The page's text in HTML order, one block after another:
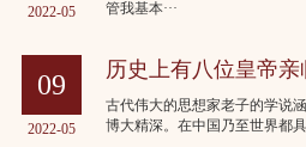
2022-05
管我基本···
09
2022-05
历史上有八位皇帝
古代伟大的思想家老子的学说
博大精深。在中国乃至世界都